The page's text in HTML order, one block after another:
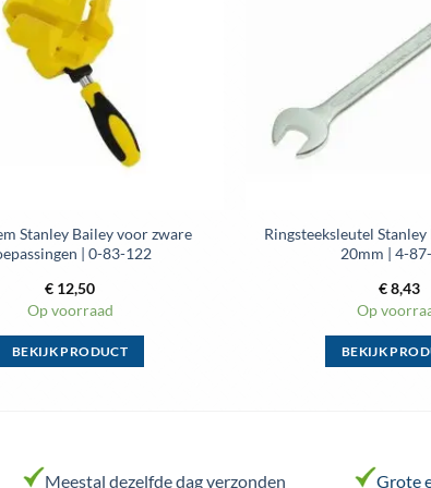
gekozen
worden
op
de
productpagina
Stanley Bailey voor zware
| 0-83-122
€ 12,50
Op voorraad
BEKIJK PRODUCT
variaties.
Ringsteeksleutel
20mm | 4-
€8,43
Op
BEKIJK
Meestal dezelfde dag verzonden Grote